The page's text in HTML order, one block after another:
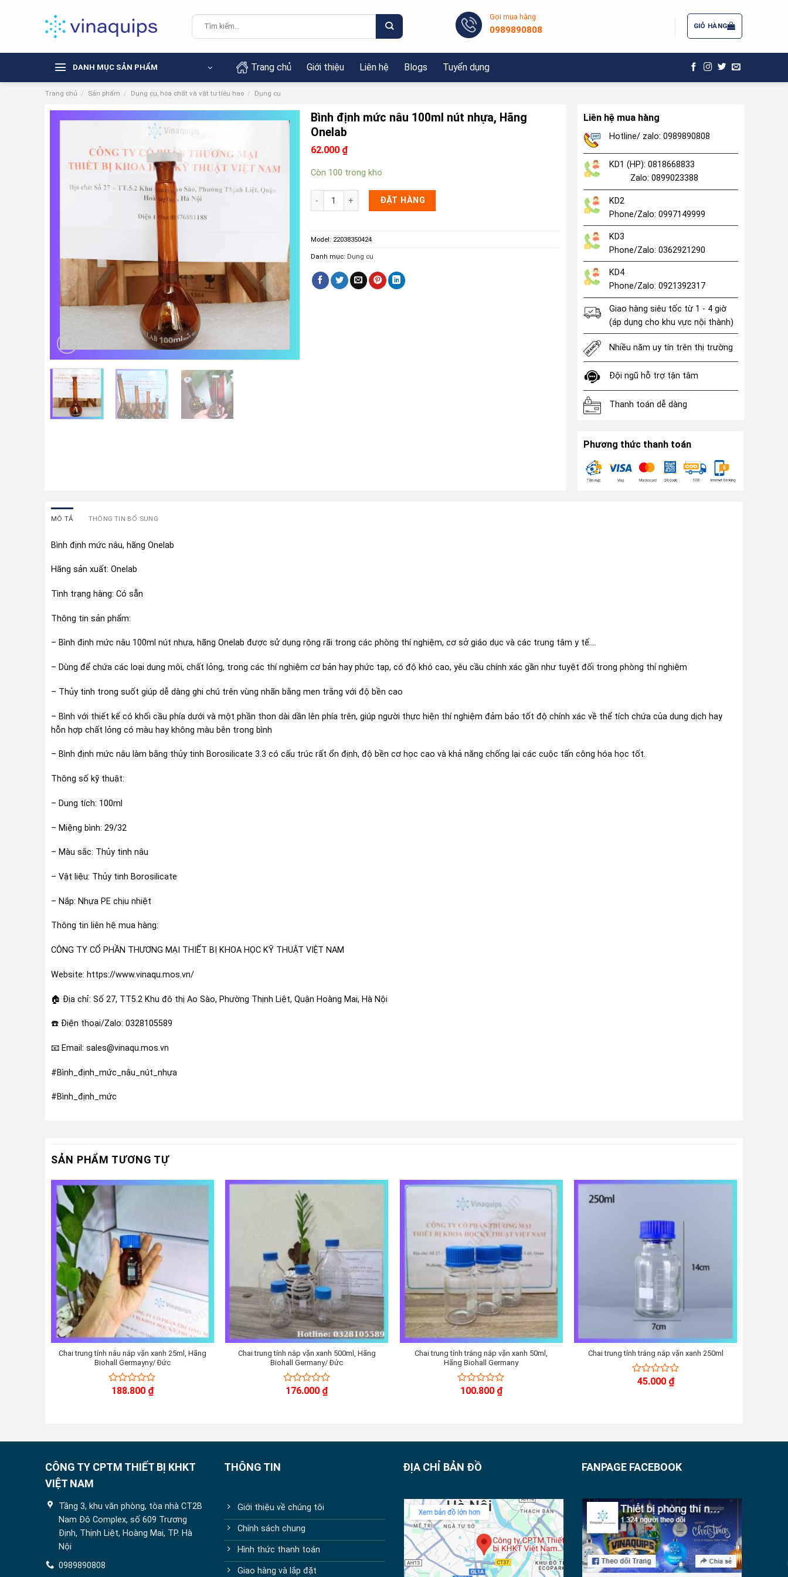
Tìm
kiếm:
Gọi mua hàng
0989890808 GIỎ HÀNG
DANH MỤC SẢN PHẨM Trang chủ Giới thiệu Liên hệ Blogs Tuyển dụng
Trang chủ / Sản phẩm / Dụng cụ, hóa chất và vật tư tiêu hao / Dụng cụ
Bình định mức nâu 100ml nút nhựa, Hãng
Onelab
62.000 ₫
Còn 100 trong kho
Bình định mức nâu 100ml nút nhựa, Hãng Onelab số lượng
ĐẶT HÀNG
Model: 22038350424
Danh mục: Dụng cụ
Liên hệ mua hàng
Hotline/ zalo: 0989890808
KD1 (HP): 0818668833
Zalo: 0899023388
KD2
Phone/Zalo: 0997149999
KD3
Phone/Zalo: 0362921290
KD4
Phone/Zalo: 0921392317
Giao hàng siêu tốc từ 1 - 4 giờ
(áp dụng cho khu vực nội thành)
Nhiều năm uy tín trên thị trường
Đội ngũ hỗ trợ tận tâm
Thanh toán dễ dàng
Phương thức thanh toán
MÔ TẢ THÔNG TIN BỔ SUNG
Bình định mức nâu, hãng Onelab
Hãng sản xuất: Onelab
Tình trạng hàng: Có sẵn
Thông tin sản phẩm:
– Bình định mức nâu 100ml nút nhựa, hãng Onelab được sử dụng rộng rãi trong các phòng thí nghiệm, cơ sở giáo dục và các trung tâm y tế….
– Dùng để chứa các loại dung môi, chất lỏng, trong các thí nghiệm cơ bản hay phức tạp, có độ khó cao, yêu cầu chính xác gần như tuyệt đối trong phòng thí nghiệm
– Thủy tinh trong suốt giúp dễ dàng ghi chú trên vùng nhãn bằng men trắng với độ bền cao
– Bình với thiết kế có khối cầu phía dưới và một phần thon dài dần lên phía trên, giúp người thực hiện thí nghiệm đảm bảo tốt độ chính xác về thể tích chứa của dung dịch hay
hỗn hợp chất lỏng có màu hay không màu bên trong bình
– Bình định mức nâu làm bằng thủy tinh Borosilicate 3.3 có cấu trúc rất ổn định, độ bền cơ học cao và khả năng chống lại các cuộc tấn công hóa học tốt.
Thông số kỹ thuật:
– Dung tích: 100ml
– Miệng bình: 29/32
– Màu sắc: Thủy tinh nâu
– Vật liệu: Thủy tinh Borosilicate
– Nắp: Nhựa PE chịu nhiệt
Thông tin liên hệ mua hàng:
CÔNG TY CỔ PHẦN THƯƠNG MẠI THIẾT BỊ KHOA HỌC KỸ THUẬT VIỆT NAM
Website: https://www.vinaqu.mos.vn/
🏠 Địa chỉ: Số 27, TT5.2 Khu đô thị Ao Sào, Phường Thịnh Liệt, Quận Hoàng Mai, Hà Nội
☎️ Điện thoại/Zalo: 0328105589
📧 Email: sales@vinaqu.mos.vn
#Bình_định_mức_nâu_nút_nhựa
#Bình_định_mức
SẢN PHẨM TƯƠNG TỰ
Chai trung tính nâu nắp vặn xanh 25ml, Hãng
Biohall Germayny/ Đức
0188.800 ₫
Chai trung tính nắp vặn xanh 500ml, Hãng
Biohall Germany/ Đức
0176.000 ₫
Chai trung tính trắng nắp vặn xanh 50ml,
Hãng Biohall Germany
0100.800 ₫
Chai trung tính trắng nắp vặn xanh 250ml
45.000 ₫
CÔNG TY CPTM THIẾT BỊ KHKT
VIỆT NAM
Tầng 3, khu văn phòng, tòa nhà CT2B
Nam Đô Complex, số 609 Trương
Định, Thịnh Liệt, Hoàng Mai, TP. Hà
Nội
0989890808
THÔNG TIN
Giới thiệu về chúng tôi
Chính sách chung
Hình thức thanh toán
Giao hàng và lắp đặt
ĐỊA CHỈ BẢN ĐỒ FANPAGE FACEBOOK